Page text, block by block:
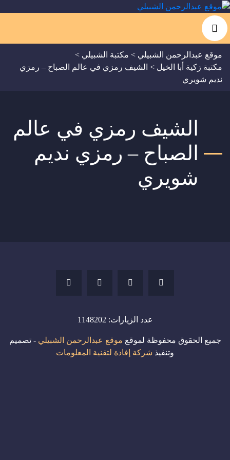
موقع عبدالرحمن الشبيلي > مكتبة الشبيلي >
مكتبة زكية أبا الخيل > الشيف رمزي في عالم الصباح – رمزي
نديم شويري
الشيف رمزي في عالم
الصباح – رمزي نديم
شويري
عدد الزيارات: 1148202
جميع الحقوق محفوظة لموقع موقع عبدالرحمن الشبيلي - تصميم
وتنفيذ شركة إفادة لتقنية المعلومات